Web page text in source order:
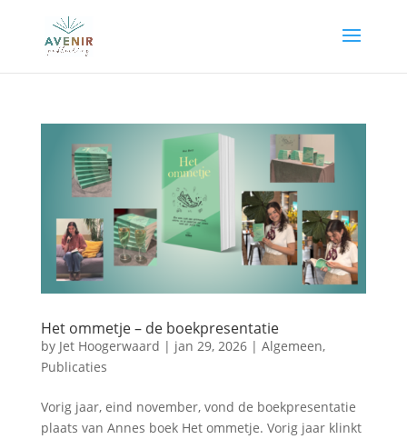
Het ommetje – de boekpresentatie
by Jet Hoogerwaard | jan 29, 2026| Algemeen,
Publicaties
Vorig jaar, eind november, vond de boekpresentatie
plaats van Annes boek Het ommetje. Vorig jaar klinkt